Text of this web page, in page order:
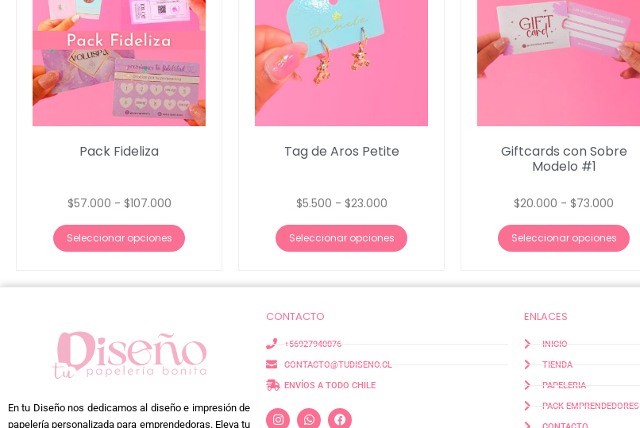
Pack Fideliza
$57.000 - $107.000
Seleccionar opciones
Tag de Aros Petite
$5.500 - $23.000
Seleccionar opciones
Giftcards con Sobre
Modelo #1
$20.000 - $73.000
Seleccionar opciones
En tu Diseño nos dedicamos al diseño e impresión de
papelería personalizada para emprendedoras. Eleva tu
CONTACTO
+56927940076
CONTACTO@TUDISENO.CL
ENVÍOS A TODO CHILE
ENLACES
INICIO
TIENDA
PAPELERIA
PACK EMPRENDEDORES